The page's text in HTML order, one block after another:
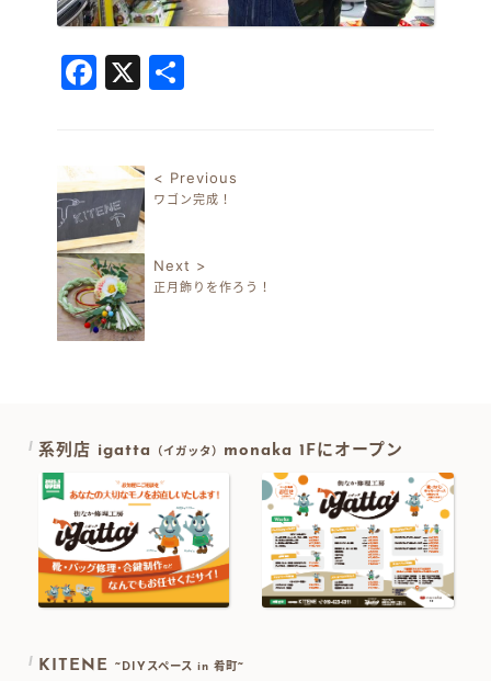
Facebook
X
投稿ナビゲーション
< Previous
ワゴン完成！
Next >
正月飾りを作ろう！
系列店 igatta （イガッタ） monaka 1Fにオープン
KITENE ~DIYスペース in 肴町~